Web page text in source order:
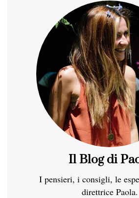
Il Blog di
I pensieri, i consigli, le
direttrice Paola.